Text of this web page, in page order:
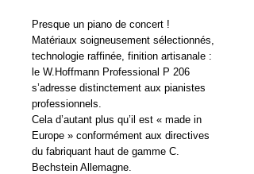
Presque un piano de concert !
Matériaux soigneusement sélectionnés,
technologie raffinée, finition artisanale :
le W.Hoffmann Professional P 206
s’adresse distinctement aux pianistes
professionnels.
Cela d’autant plus qu’il est « made in
Europe » conformément aux directives
du fabriquant haut de gamme C.
Bechstein Allemagne.